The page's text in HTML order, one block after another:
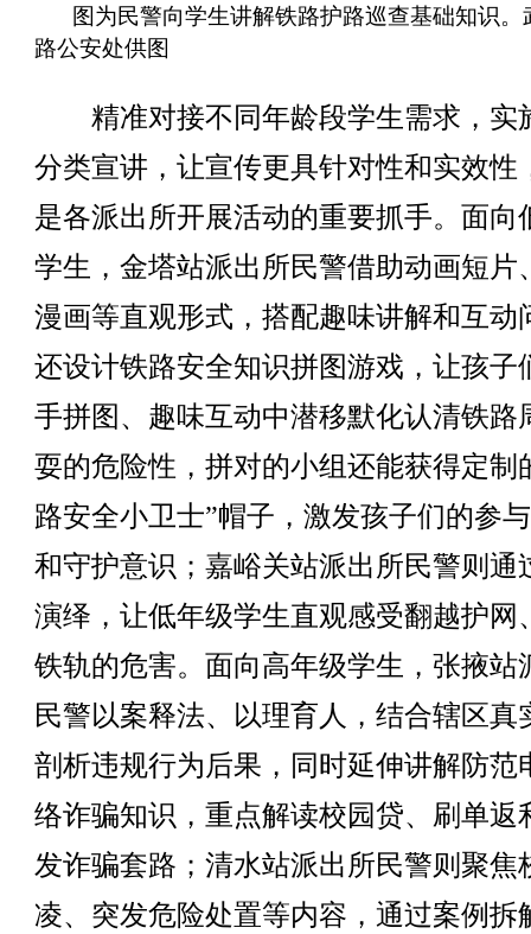
图为民警向学生讲解铁路护路巡查基础知识。
路公安处供图
精准对接不同年龄段学生需求，实
分类宣讲，让宣传更具针对性和实效性
是各派出所开展活动的重要抓手。面向
学生，金塔站派出所民警借助动画短片
漫画等直观形式，搭配趣味讲解和互动
还设计铁路安全知识拼图游戏，让孩子
手拼图、趣味互动中潜移默化认清铁路
耍的危险性，拼对的小组还能获得定制
路安全小卫士”帽子，激发孩子们的参
和守护意识；嘉峪关站派出所民警则通
演绎，让低年级学生直观感受翻越护网
铁轨的危害。面向高年级学生，张掖站
民警以案释法、以理育人，结合辖区真
剖析违规行为后果，同时延伸讲解防范
络诈骗知识，重点解读校园贷、刷单返
发诈骗套路；清水站派出所民警则聚焦
凌、突发危险处置等内容，通过案例拆